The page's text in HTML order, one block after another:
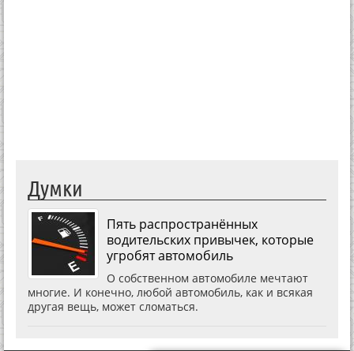
Думки
Пять распространённых
водительских привычек, которые
угробят автомобиль
О собственном автомобиле мечтают
многие. И конечно, любой автомобиль, как и всякая
другая вещь, может сломаться.